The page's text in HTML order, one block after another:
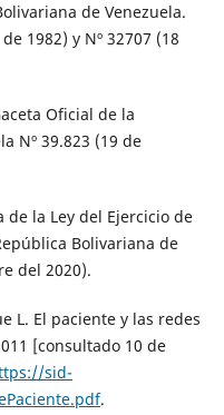
de Venezuela.
1982) y Nº 32707 (18
Oficial de la
Nº 39.823 (19 de
de la Ley del Ejercicio de
Bolivariana de
del 2020).
L. El paciente y las redes
[consultado 10 de
sid-
.